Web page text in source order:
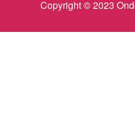
Copyright © 2023